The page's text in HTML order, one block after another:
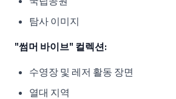
탐사 이미지
"썸머 바이브" 컬렉션:
수영장 및 레저 활동 장면
열대 지역